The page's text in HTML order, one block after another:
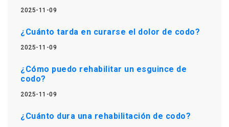
2025-11-09
¿Cuánto tarda en curarse el dolor de codo?
2025-11-09
¿Cómo puedo rehabilitar un esguince de
codo?
2025-11-09
¿Cuánto dura una rehabilitación de codo?